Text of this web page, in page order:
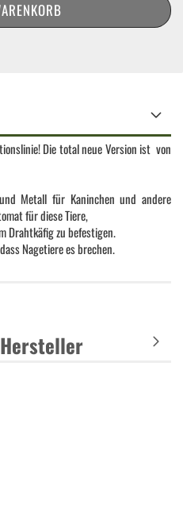
Die total neue Version ist von
Metall für Kaninchen und andere
für diese Tiere,
Drahtkäfig zu befestigen.
Nagetiere es brechen.